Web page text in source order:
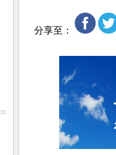
分享至：